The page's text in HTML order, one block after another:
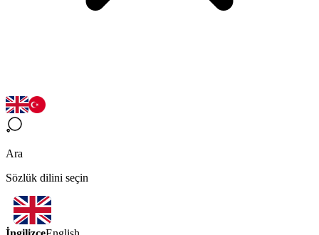
Ara
Sözlük dilini seçin